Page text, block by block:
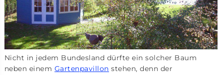
Nicht in jedem Bundesland dürfte ein solcher Baum
neben einem Gartenpavillon stehen, denn der